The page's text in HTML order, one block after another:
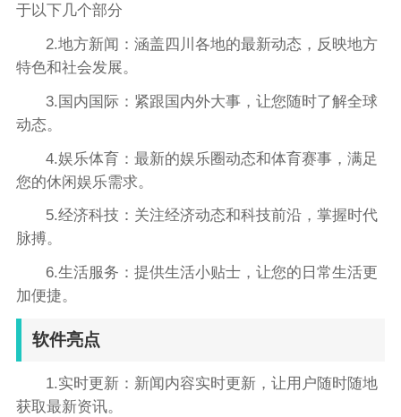
于以下几个部分
2.地方新闻：涵盖四川各地的最新动态，反映地方
特色和社会发展。
3.国内国际：紧跟国内外大事，让您随时了解全球
动态。
4.娱乐体育：最新的娱乐圈动态和体育赛事，满足
您的休闲娱乐需求。
5.经济科技：关注经济动态和科技前沿，掌握时代
脉搏。
6.生活服务：提供生活小贴士，让您的日常生活更
加便捷。
软件亮点
1.实时更新：新闻内容实时更新，让用户随时随地
获取最新资讯。